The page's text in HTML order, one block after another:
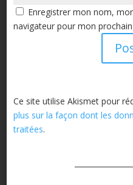
Enregistrer mon nom,
navigateur pour mon
Ce site utilise Akismet pour
plus sur la façon dont les
traitées.